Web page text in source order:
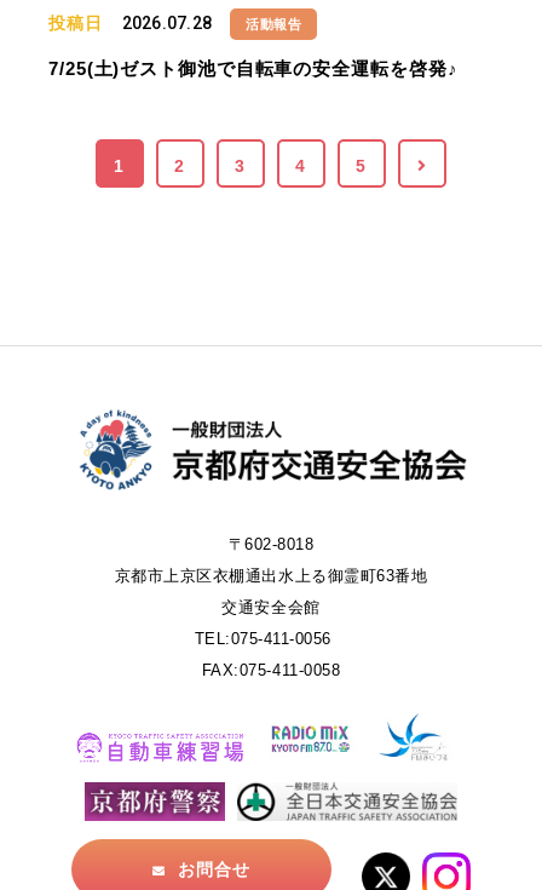
投稿日 2026.07.28 活動報告
7/25(土)ゼスト御池で自転車の安全運転を啓発♪
1 2 3 4 5
〒602-8018
京都市上京区衣棚通出水上る御霊町63番地
交通安全会館
TEL:075-411-0056
FAX:075-411-0058
お問合せ